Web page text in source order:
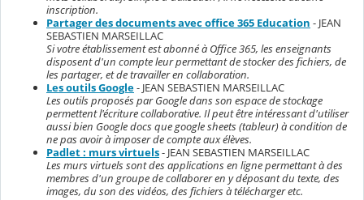
inscription.
Partager des documents avec office 365 Education - JEAN
SEBASTIEN MARSEILLAC
Si votre établissement est abonné à Office 365, les enseignants
disposent d'un compte leur permettant de stocker des fichiers, de
les partager, et de travailler en collaboration.
Les outils Google- JEAN SEBASTIEN MARSEILLAC
Les outils proposés par Google dans son espace de stockage
permettent l'écriture collaborative. Il peut être intéressant d'utiliser
aussi bien Google docs que google sheets (tableur) à condition de
ne pas avoir à imposer de compte aux élèves.
Padlet : murs virtuels- JEAN SEBASTIEN MARSEILLAC
Les murs virtuels sont des applications en ligne permettant à des
membres d'un groupe de collaborer en y déposant du texte, des
images, du son des vidéos, des fichiers à télécharger etc.